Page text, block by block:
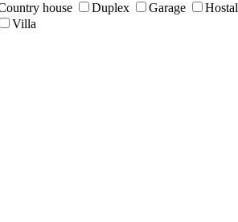
house Duplex Garage Hostal
Villa